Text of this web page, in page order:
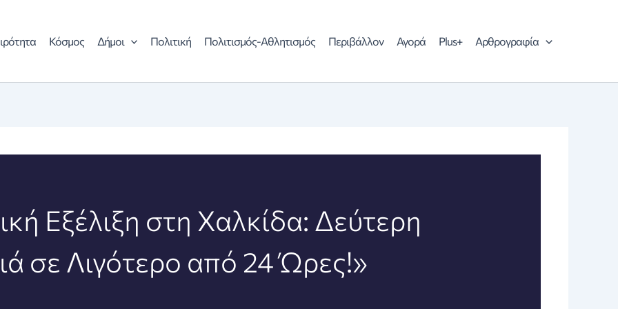
Κόσμος Δήμοι Πολιτική Πολιτισμός-Αθλητισμός Περιβάλλον Αγορά Plus+ Αρθρογραφία
Εξέλιξη στη Χαλκίδα: Δεύτερη
σε Λιγότερο από 24 Ώρες!»